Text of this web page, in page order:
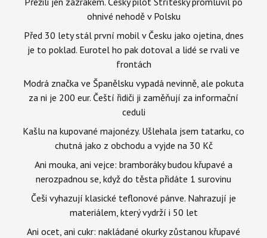
ohnivé nehodě v Polsku
Před 30 lety stál první mobil v Česku jako ojetina, dnes
je to poklad. Eurotel ho pak dotoval a lidé se rvali ve
frontách
Modrá značka ve Španělsku vypadá nevinně, ale pokuta
za ni je 200 eur. Čeští řidiči ji zaměňují za informační
ceduli
Kašlu na kupované majonézy. Ušlehala jsem tatarku, co
chutná jako z obchodu a vyjde na 30 Kč
Ani mouka, ani vejce: bramboráky budou křupavé a
nerozpadnou se, když do těsta přidáte 1 surovinu
Češi vyhazují klasické teflonové pánve. Nahrazují je
materiálem, který vydrží i 50 let
Ani ocet, ani cukr: nakládané okurky zůstanou křupavé